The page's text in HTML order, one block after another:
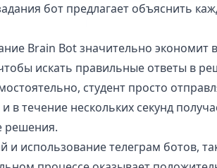
бот предлагает объяснить
Brain Bot значительно экономит
искать правильные ответы в
студент просто
в течение нескольких секунд
решения.
и использование телеграм ботов,